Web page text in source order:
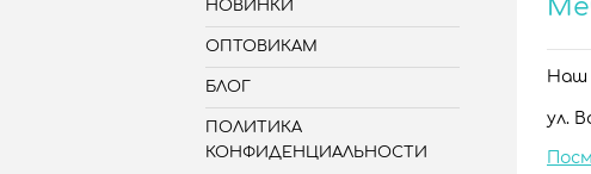
НОВИНКИ
ОПТОВИКАМ
БЛОГ
ПОЛИТИКА
КОНФИДЕНЦИАЛЬНОСТИ
Наш
ул.